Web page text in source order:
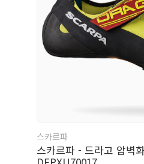
스카르파
스카르파 - 드라고 암벽